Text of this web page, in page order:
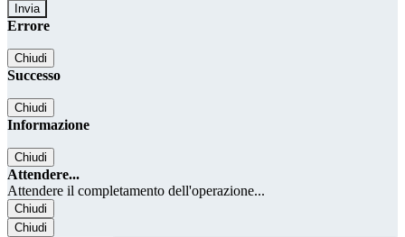
Errore
Chiudi
Successo
Chiudi
Informazione
Chiudi
Attendere...
Attendere il completamento dell'operazione...
Chiudi
Chiudi